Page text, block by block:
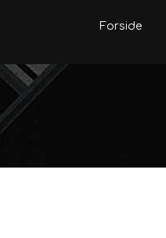
Forside